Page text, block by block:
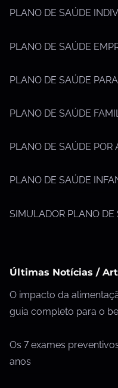
PLANO DE SAÚDE
PLANO DE SAÚDE
PLANO DE SAÚDE
PLANO DE SAÚDE
PLANO DE SAÚDE POR
PLANO DE SAÚDE
SIMULADOR PLANO DE
Últimas Notícias /
O impacto da
guia completo para o
Os 7 exames
anos